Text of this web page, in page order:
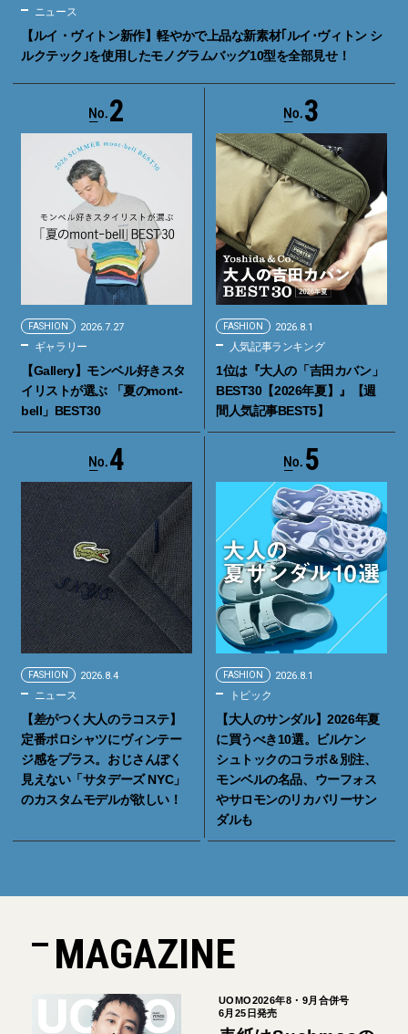
ニュース
【ルイ・ヴィトン新作】軽やかで上品な新素材｢ルイ･ヴィトン シ
ルクテック｣を使用したモノグラムバッグ10型を全部見せ！
2
FASHION 2026.7.27
ギャラリー
【Gallery】モンベル好きスタ
イリストが選ぶ 「夏のmont-
bell」BEST30
3
FASHION 2026.8.1
人気記事ランキング
1位は『大人の「吉田カバン」
BEST30【2026年夏】』【週
間人気記事BEST5】
4
FASHION 2026.8.4
ニュース
【差がつく大人のラコステ】
定番ポロシャツにヴィンテー
ジ感をプラス。おじさんぽく
見えない「サタデーズ NYC」
のカスタムモデルが欲しい！
5
FASHION 2026.8.1
トピック
【大人のサンダル】2026年夏
に買うべき10選。ビルケン
シュトックのコラボ＆別注、
モンベルの名品、ウーフォス
やサロモンのリカバリーサン
ダルも
MAGAZINE
UOMO2026年8・9月合併号
6月25日発売